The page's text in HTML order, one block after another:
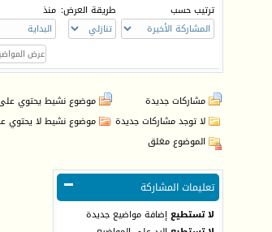
ترتيب حسب طريقة العرض: منذ
مشاركات جديدة
موضوع نشيط يحتوي
لا توجد مشاركات جديدة
موضوع نشيط لا يحتوي
الموضوع مغلق
تعليمات المشاركة
لا تستطيعإضافة مواضيع جديدة